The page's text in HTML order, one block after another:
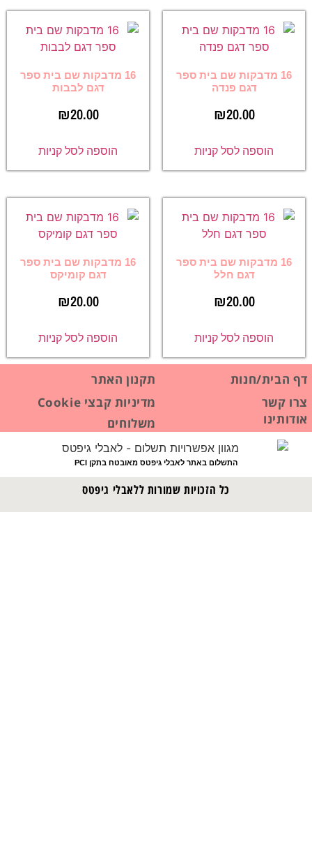
16 מדבקות שם בית ספר
דגם פנדה
₪20.00
הוספה לסל קניות
16 מדבקות שם בית ספר
דגם לבבות
₪20.00
הוספה לסל קניות
16 מדבקות שם בית ספר
דגם חלל
₪20.00
הוספה לסל קניות
16 מדבקות שם בית ספר
דגם קומיקס
₪20.00
הוספה לסל קניות
דף הבית/חנות
צרו קשר
תקנון האתר
מדיניות קבצי Cookie
אודותינו
משלוחים
התשלום באתר לאבלי גיפטס מאובטח בתקן PCI
כל הזכויות שמורות ללאבלי גיפטס